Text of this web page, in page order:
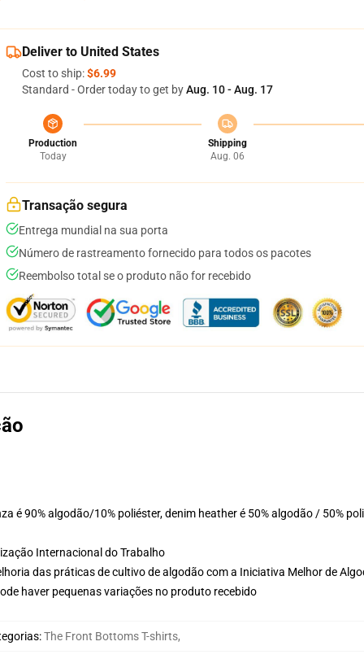
Deliver to United States
Cost to ship:$6.99
Standard - Order today to get byAug. 10 - Aug. 17
Production
Today
Shipping
Aug. 06
Transação segura
Entrega mundial na sua porta
Número de rastreamento fornecido para todos os pacotes
Reembolso total se o produto não for recebido
é 90% algodão/10% poliéster, denim heather é 50% algodão / 50%
Internacional do Trabalho
das práticas de cultivo de algodão com a Iniciativa Melhor de
haver pequenas variações no produto recebido
:The Front Bottoms T-shirts,